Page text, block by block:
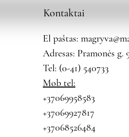
Kontaktai
El paštas:
Adresas: Pramonės g.
Tel: (0-41) 540733
Mob tel:
+37069958583
+37069927817
+37068526484